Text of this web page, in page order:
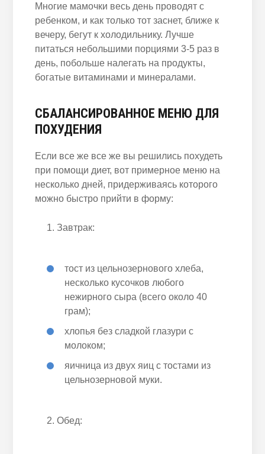
Многие мамочки весь день проводят с
ребенком, и как только тот заснет, ближе к
вечеру, бегут к холодильнику. Лучше
питаться небольшими порциями 3-5 раз в
день, побольше налегать на продукты,
богатые витаминами и минералами.
СБАЛАНСИРОВАННОЕ МЕНЮ ДЛЯ
ПОХУДЕНИЯ
Если все же все же вы решились похудеть
при помощи диет, вот примерное меню на
несколько дней, придерживаясь которого
можно быстро прийти в форму:
Завтрак:
тост из цельнозернового хлеба,
несколько кусочков любого
нежирного сыра (всего около 40
грам);
хлопья без сладкой глазури с
молоком;
яичница из двух яиц с тостами из
цельнозерновой муки.
Обед: